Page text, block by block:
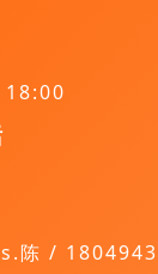
18:00
陈 /